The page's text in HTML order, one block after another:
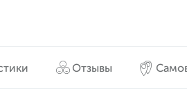
Отзывы